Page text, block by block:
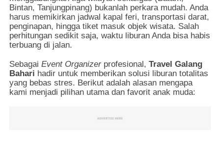
Bintan, Tanjungpinang) bukanlah perkara mudah. Anda
harus memikirkan jadwal kapal feri, transportasi darat,
penginapan, hingga tiket masuk objek wisata. Salah
perhitungan sedikit saja, waktu liburan Anda bisa habis
terbuang di jalan.
SebagaiEvent Organizer profesional,Travel Galang
Bahari hadir untuk memberikan solusi liburan totalitas
yang bebas stres. Berikut adalah alasan mengapa
kami menjadi pilihan utama dan favorit anak muda: